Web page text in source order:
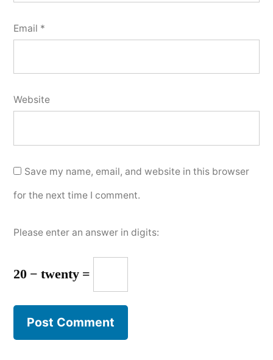
Email *
Website
Save my name, email, and website in this browser
for the next time I comment.
Please enter an answer in digits:
20 − twenty =